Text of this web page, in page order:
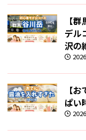
【
デル
沢の
【
ぱい